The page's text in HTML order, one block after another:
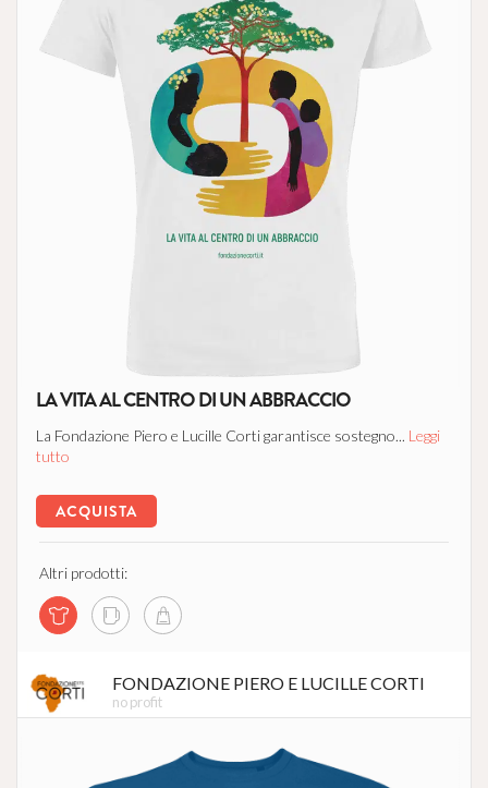
LA VITA AL CENTRO DI UN ABBRACCIO
La Fondazione Piero e Lucille Corti garantisce sostegno... Leggi
tutto
ACQUISTA
Altri prodotti:
FONDAZIONE PIERO E LUCILLE CORTI
no profit